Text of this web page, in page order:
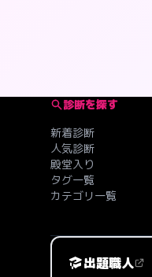
診断を探す
新着診断
人気診断
殿堂入り
タグ一覧
カテゴリ一覧
出題職人